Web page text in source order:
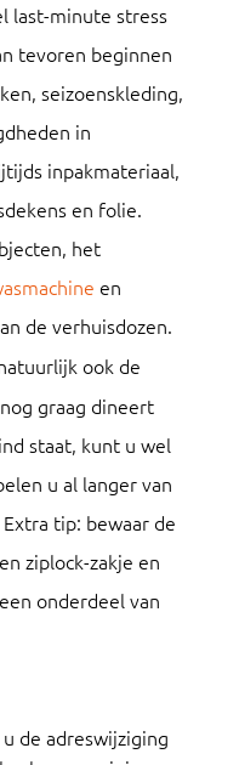
last-minute stress
tevoren beginnen
seizoenskleding,
in
inpakmateriaal,
en folie.
het
en
de verhuisdozen.
ook de
graag dineert
staat, kunt u wel
u al langer van
tip: bewaar de
ziplock-zakje en
onderdeel van
de adreswijziging